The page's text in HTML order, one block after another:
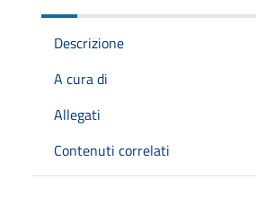
Descrizione
A cura di
Allegati
Contenuti correlati